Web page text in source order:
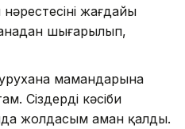
жағдайы
шығарылып,
мамандарына
Сіздердің кәсіби
жолдасым аман қалды.